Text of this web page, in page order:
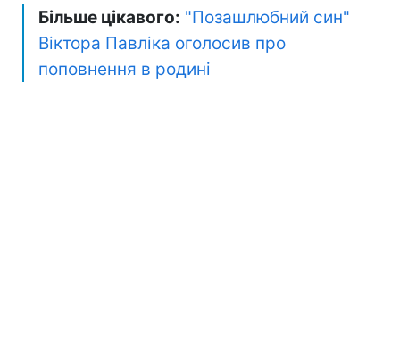
Більше цікавого: "Позашлюбний син"
Віктора Павліка оголосив про
поповнення в родині